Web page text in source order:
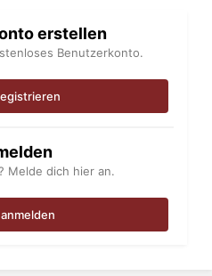
erstellen
Benutzerkonto.
Melde dich hier an.